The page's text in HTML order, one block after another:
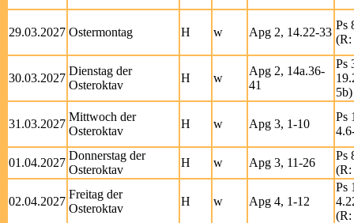
29.03.2027 Ostermontag H w Apg 2, 14.22-33
Ps
(R:
30.03.2027
Dienstag der
Osteroktav
H w
Apg 2, 14a.36-
41
Ps
5b)
31.03.2027
Mittwoch der
Osteroktav
H w Apg 3, 1-10
Ps
01.04.2027
Donnerstag der
Osteroktav
H w Apg 3, 11-26
Ps
(R:
02.04.2027
Freitag der
Osteroktav
H w Apg 4, 1-12
Ps
(R: